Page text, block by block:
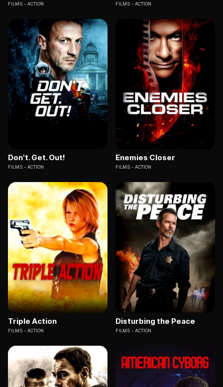
FILMS ACTION FILMS ACTION
Don't. Get. Out!
FILMS ACTION
Enemies Closer
FILMS ACTION
Triple Action
FILMS ACTION
Disturbing the Peace
FILMS ACTION